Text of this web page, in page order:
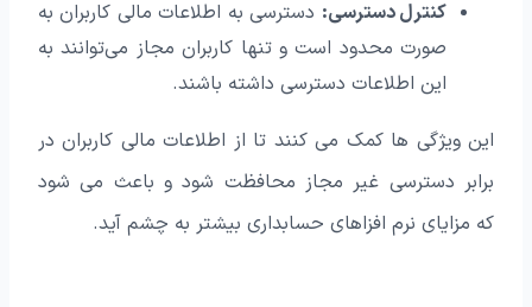
کنترل دسترسی: دسترسی به اطلاعات مالی کاربران به
صورت محدود است و تنها کاربران مجاز می‌توانند به
این اطلاعات دسترسی داشته باشند.
این ویژگی‌ ها کمک می‌ کنند تا از اطلاعات مالی کاربران در
برابر دسترسی غیر مجاز محافظت شود و باعث می شود
که مزایای نرم افزاهای حسابداری بیشتر به چشم آید.